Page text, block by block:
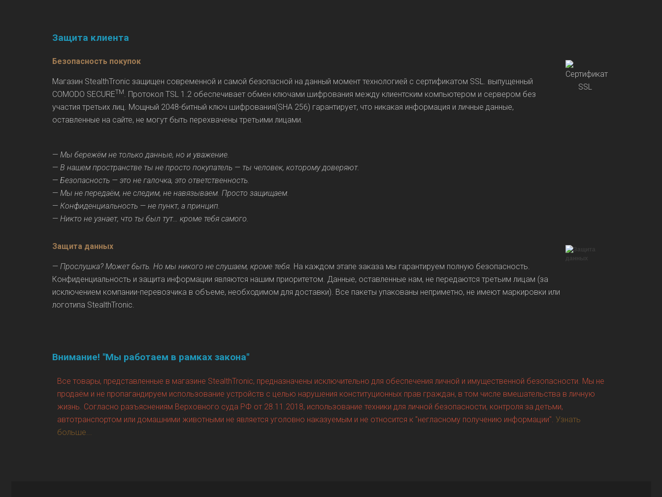
Защита клиента
Безопасность покупок
Магазин StealthTronic защищен современной и самой безопасной на данный момент технологией с сертификатом SSL. выпущенный
COMODO SECURETM. Протокол TSL 1.2 обеспечивает обмен ключами шифрования между клиентским компьютером и сервером без
участия третьих лиц. Мощный 2048-битный ключ шифрования(SHA 256) гарантирует, что никакая информация и личные данные,
оставленные на сайте, не могут быть перехвачены третьими лицами.
—Мы бережём не только данные, но и уважение.
—В нашем пространстве ты не просто покупатель — ты человек, которому доверяют.
—Безопасность — это не галочка, это ответственность.
—Мы не передаём, не следим, не навязываем. Просто защищаем.
—Конфиденциальность — не пункт, а принцип.
—Никто не узнает, что ты был тут… кроме тебя самого.
Защита данных
—Прослушка? Может быть. Но мы никого не слушаем, кроме тебя. На каждом этапе заказа мы гарантируем полную безопасность.
Конфиденциальность и защита информации являются нашим приоритетом. Данные, оставленные нам, не передаются третьим лицам (за
исключением компании-перевозчика в объеме, необходимом для доставки). Все пакеты упакованы неприметно, не имеют маркировки или
логотипа StealthTronic.
Внимание! "Мы работаем в рамках закона"
Все товары, представленные в магазине StealthTronic, предназначены исключительно для обеспечения личной и имущественной безопасности. Мы не
продаём и не пропагандируем использование устройств с целью нарушения конституционных прав граждан, в том числе вмешательства в личную
жизнь. Согласно разъяснениям Верховного суда РФ от 28.11.2018, использование техники для личной безопасности, контроля за детьми,
автотранспортом или домашними животными не является уголовно наказуемым и не относится к "негласному получению информации".Узнать
больше...